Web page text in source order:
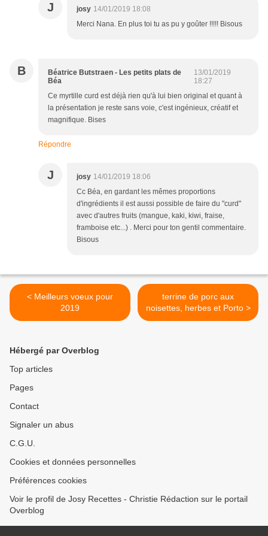
J josy 14/01/2019 18:08
Merci Nana. En plus toi tu as pu y goûter !!!!! Bisous
B
Béatrice Butstraen - Les petits plats de
Béa
13/01/2019
18:27
Ce myrtille curd est déjà rien qu'à lui bien original et quant à
la présentation je reste sans voie, c'est ingénieux, créatif et
magnifique. Bises
Répondre
J josy 14/01/2019 18:06
Cc Béa, en gardant les mêmes proportions
d'ingrédients il est aussi possible de faire du "curd"
avec d'autres fruits (mangue, kaki, kiwi, fraise,
framboise etc...) . Merci pour ton gentil commentaire.
Bisous
< Meilleurs voeux pour
2019
terrine de porc aux
noisettes, herbes et Porto >
Hébergé par Overblog
Top articles
Pages
Contact
Signaler un abus
C.G.U.
Cookies et données personnelles
Préférences cookies
Voir le profil de Josy Recettes - Christie Rédaction sur le portail
Overblog